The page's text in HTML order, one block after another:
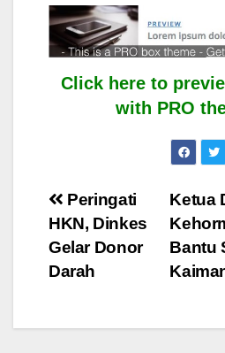
Click here to
with PRO
Post
navigation
Ketua
Bantu
Peringati
HKN, Dinkes
Gelar Donor
Darah